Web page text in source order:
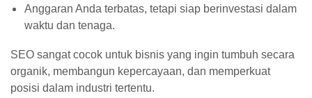
Anggaran Anda terbatas, tetapi siap berinvestasi dalam
waktu dan tenaga.
SEO sangat cocok untuk bisnis yang ingin tumbuh secara
organik, membangun kepercayaan, dan memperkuat
posisi dalam industri tertentu.